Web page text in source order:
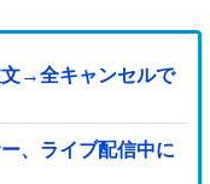
→全キャンセルで
、ライブ配信中に